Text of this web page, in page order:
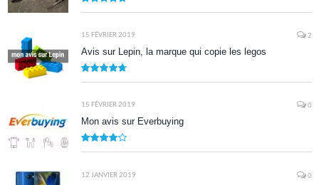
15 FÉVRIER 2019 2
Avis sur Lepin, la marque qui copie les legos
15 FÉVRIER 2019 0
Mon avis sur Everbuying
12 JANVIER 2019 0